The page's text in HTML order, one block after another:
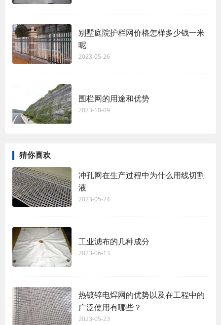
别墅庭院护栏网价格怎样多少钱一米
呢
2023-05-26
围栏网的用途和优势
2023-10-09
猜你喜欢
冲孔网在生产过程中为什么用线切割
液
2023-05-24
工业滤布的几种成分
2023-06-13
热镀锌电焊网的优势以及在工程中的
广泛使用有哪些？
2023-05-23